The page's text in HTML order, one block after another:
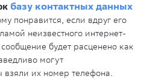
базу контактных данных
понравится, если вдруг его
неизвестного интернет-
будет расценено как
могут
взяли их номер телефона.